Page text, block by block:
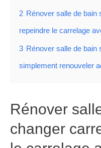
2 Rénover salle de bain
repeindre le carrelage
3 Rénover salle de bain
simplement renouveler
Rénover
changer